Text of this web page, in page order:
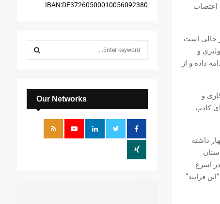
اعتصاب
حالی است
و
داده و از
و
کاذب
داشته
اسرع
فرایند”
IBAN:DE37260500010056092380
E
A
Our Networks